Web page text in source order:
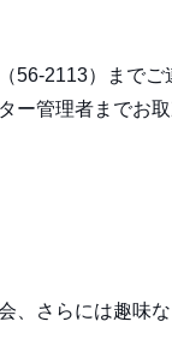
2113）までご
理者までお
さらには趣味